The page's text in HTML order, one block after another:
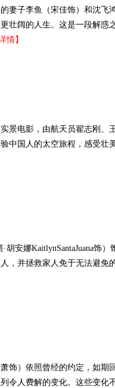
妻子李鱼（宋佳饰）和沈飞
壮阔的人生。这是一段解惑
情】
景电影，由航天员翟志刚、
中国人的太空旅程，感受壮
胡安娜KaitlynSantaJuana饰
，并拯救家人免于无法避免
饰）依照曾经的约定，如
令人费解的变化。这些变